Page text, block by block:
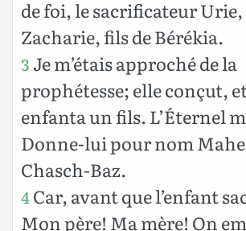
de foi, le sacrificateur
Zacharie, fils de Bérékia.
3 Je m’étais approché de la
prophétesse; elle conçut,
enfanta un fils. L’Éternel
Donne-lui pour nom
Chasch-Baz.
4Car, avant que l’enfant
Mon père! Ma mère! On